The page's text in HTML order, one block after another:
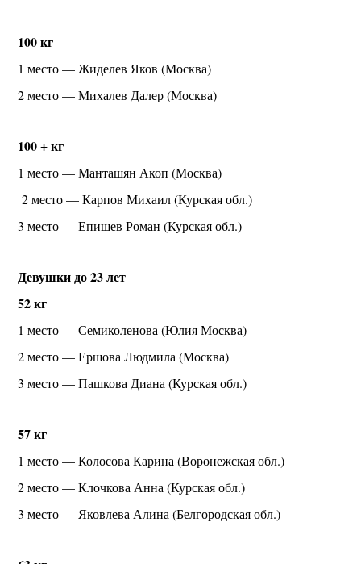
100 кг
1 место — Жиделев Яков (Москва)
2 место — Михалев Далер (Москва)
100 + кг
1 место — Манташян Акоп (Москва)
2 место — Карпов Михаил (Курская обл.)
3 место — Епишев Роман (Курская обл.)
Девушки до 23 лет
52 кг
1 место — Семиколенова (Юлия Москва)
2 место — Ершова Людмила (Москва)
3 место — Пашкова Диана (Курская обл.)
57 кг
1 место — Колосова Карина (Воронежская обл.)
2 место — Клочкова Анна (Курская обл.)
3 место — Яковлева Алина (Белгородская обл.)